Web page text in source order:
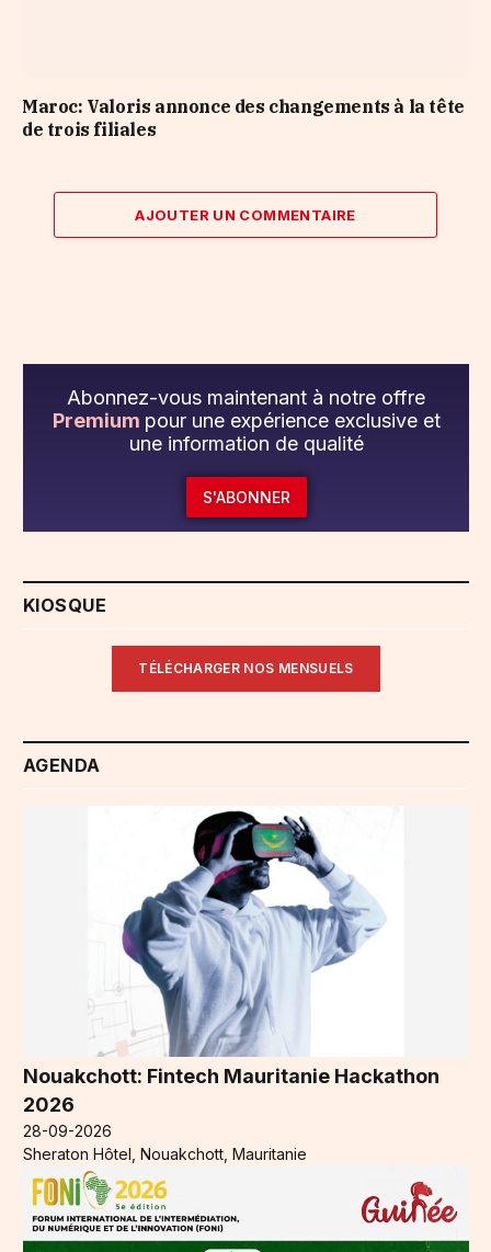
Maroc: Valoris annonce des changements à la tête
de trois filiales
AJOUTER UN COMMENTAIRE
Abonnez-vous maintenant à notre offre
Premium pour une expérience exclusive et
une information de qualité
S'ABONNER
KIOSQUE
TÉLÉCHARGER NOS MENSUELS
AGENDA
Nouakchott: Fintech Mauritanie Hackathon
2026
28-09-2026
Sheraton Hôtel, Nouakchott, Mauritanie